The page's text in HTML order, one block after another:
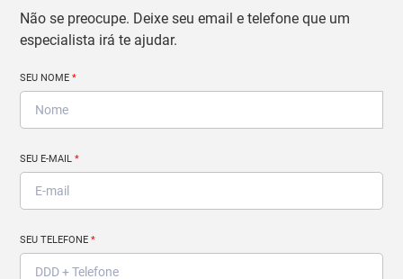
Não se preocupe. Deixe seu email e telefone que um
especialista irá te ajudar.
SEU NOME*
SEU E-MAIL*
SEU TELEFONE*